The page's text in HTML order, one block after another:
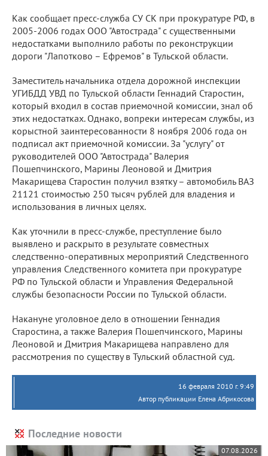
Как сообщает пресс-служба СУ СК при прокуратуре РФ, в
2005-2006 годах ООО "Автострада" с существенными
недостатками выполнило работы по реконструкции
дороги "Лапотково – Ефремов" в Тульской области.
Заместитель начальника отдела дорожной инспекции
УГИБДД УВД по Тульской области Геннадий Старостин,
который входил в состав приемочной комиссии, знал об
этих недостатках. Однако, вопреки интересам службы, из
корыстной заинтересованности 8 ноября 2006 года он
подписал акт приемочной комиссии. За "услугу" от
руководителей ООО "Автострада" Валерия
Пошепчинского, Марины Леоновой и Дмитрия
Макарищева Старостин получил взятку – автомобиль ВАЗ
21121 стоимостью 250 тысяч рублей для владения и
использования в личных целях.
Как уточнили в пресс-службе, преступление было
выявлено и раскрыто в результате совместных
следственно-оперативных мероприятий Следственного
управления Следственного комитета при прокуратуре
РФ по Тульской области и Управления Федеральной
службы безопасности России по Тульской области.
Накануне уголовное дело в отношении Геннадия
Старостина, а также Валерия Пошепчинского, Марины
Леоновой и Дмитрия Макарищева направлено для
рассмотрения по существу в Тульский областной суд.
16 февраля 2010 г. 9:49
Автор публикации Елена Абрикосова
Последние новости
07.08.2026